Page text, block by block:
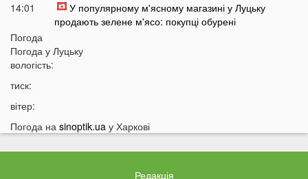
14:01
У популярному м'ясному магазині у Луцьку
продають зелене м'ясо: покупці обурені
13:51
у чому причина
13:01
Соборності
Погода
Погода у Луцьку
вологість:
тиск:
вітер:
Погода на sinoptik.ua у Харкові
Редакція